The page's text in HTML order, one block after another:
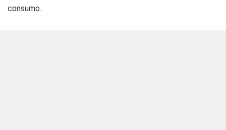
consumo.